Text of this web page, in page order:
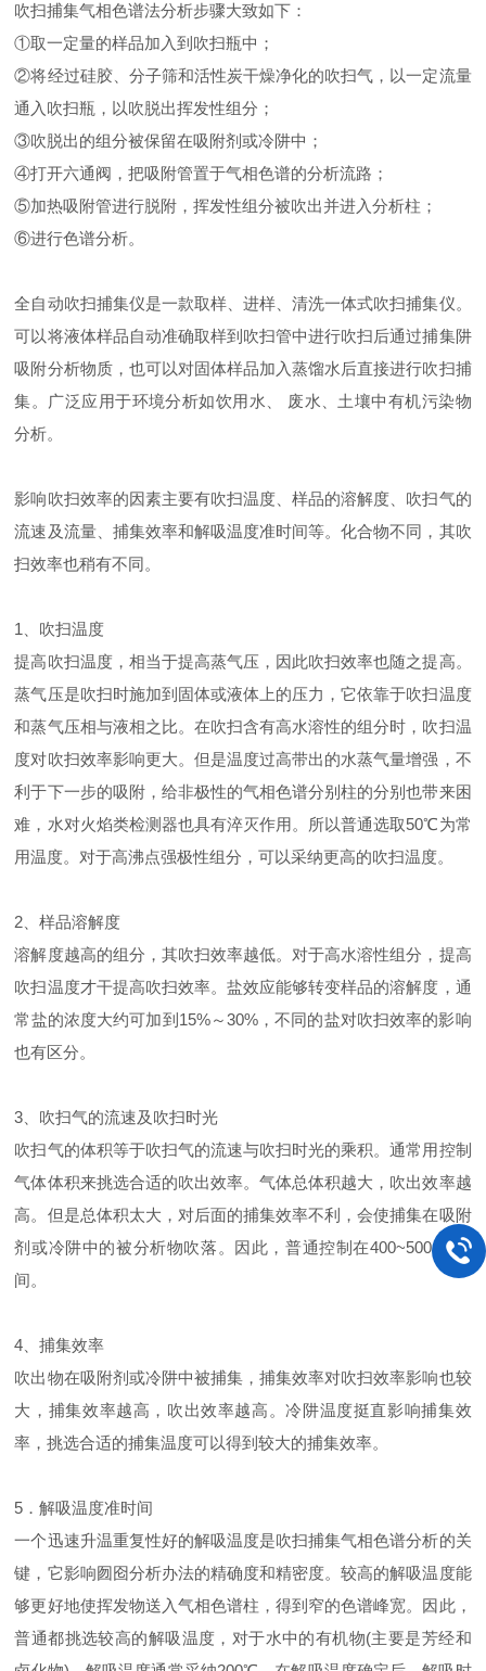
吹扫捕集气相色谱法分析步骤大致如下：
①取一定量的样品加入到吹扫瓶中；
②将经过硅胶、分子筛和活性炭干燥净化的吹扫气，以一定流量
通入吹扫瓶，以吹脱出挥发性组分；
③吹脱出的组分被保留在吸附剂或冷阱中；
④打开六通阀，把吸附管置于气相色谱的分析流路；
⑤加热吸附管进行脱附，挥发性组分被吹出并进入分析柱；
⑥进行色谱分析。
全自动吹扫捕集仪是一款取样、进样、清洗一体式吹扫捕集仪。
可以将液体样品自动准确取样到吹扫管中进行吹扫后通过捕集阱
吸附分析物质，也可以对固体样品加入蒸馏水后直接进行吹扫捕
集。广泛应用于环境分析如饮用水、 废水、土壤中有机污染物
分析。
影响吹扫效率的因素主要有吹扫温度、样品的溶解度、吹扫气的
流速及流量、捕集效率和解吸温度准时间等。化合物不同，其吹
扫效率也稍有不同。
1、吹扫温度
提高吹扫温度，相当于提高蒸气压，因此吹扫效率也随之提高。
蒸气压是吹扫时施加到固体或液体上的压力，它依靠于吹扫温度
和蒸气压相与液相之比。在吹扫含有高水溶性的组分时，吹扫温
度对吹扫效率影响更大。但是温度过高带出的水蒸气量增强，不
利于下一步的吸附，给非极性的气相色谱分别柱的分别也带来困
难，水对火焰类检测器也具有淬灭作用。所以普通选取50℃为常
用温度。对于高沸点强极性组分，可以采纳更高的吹扫温度。
2、样品溶解度
溶解度越高的组分，其吹扫效率越低。对于高水溶性组分，提高
吹扫温度才干提高吹扫效率。盐效应能够转变样品的溶解度，通
常盐的浓度大约可加到15%～30%，不同的盐对吹扫效率的影响
也有区分。
3、吹扫气的流速及吹扫时光
吹扫气的体积等于吹扫气的流速与吹扫时光的乘积。通常用控制
气体体积来挑选合适的吹出效率。气体总体积越大，吹出效率越
高。但是总体积太大，对后面的捕集效率不利，会使捕集在吸附
剂或冷阱中的被分析物吹落。因此，普通控制在400~500mL之
间。
4、捕集效率
吹出物在吸附剂或冷阱中被捕集，捕集效率对吹扫效率影响也较
大，捕集效率越高，吹出效率越高。冷阱温度挺直影响捕集效
率，挑选合适的捕集温度可以得到较大的捕集效率。
5．解吸温度准时间
一个迅速升温重复性好的解吸温度是吹扫捕集气相色谱分析的关
键，它影响囫囵分析办法的精确度和精密度。较高的解吸温度能
够更好地使挥发物送入气相色谱柱，得到窄的色谱峰宽。因此，
普通都挑选较高的解吸温度，对于水中的有机物(主要是芳经和